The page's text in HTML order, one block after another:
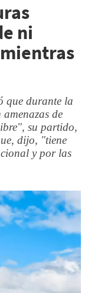
ni
que durante la
de
su partido,
dijo, "tiene
y por las